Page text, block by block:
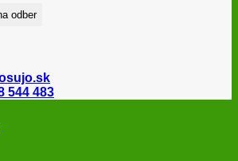
544 483